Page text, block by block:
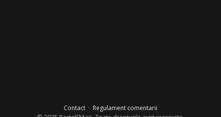
Contact· Regulament comentarii